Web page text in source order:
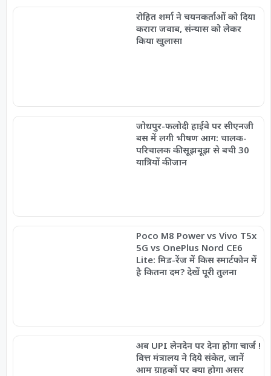
रोहित शर्मा ने चयनकर्ताओं को दिया
करारा जवाब, संन्यास को लेकर
किया खुलासा
जोधपुर-फलोदी हाईवे पर सीएनजी
बस में लगी भीषण आग: चालक-
परिचालक की सूझबूझ से बची 30
यात्रियों की जान
Poco M8 Power vs Vivo T5x
5G vs OnePlus Nord CE6
Lite: मिड-रेंज में किस स्मार्टफोन में
है कितना दम? देखें पूरी तुलना
अब UPI लेनदेन पर देना होगा चार्ज !
वित्त मंत्रालय ने दिये संकेत, जानें
आम ग्राहकों पर क्या होगा असर